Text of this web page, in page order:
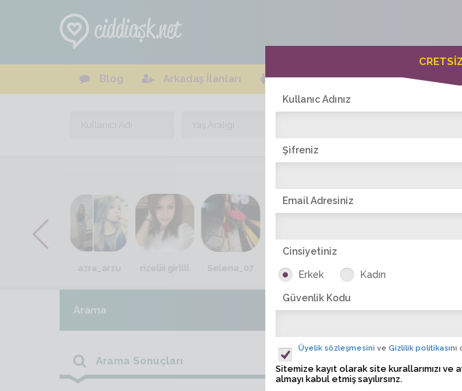
Blog Arkadaş İlanları Online Bayanlar(216) Online
azra_arzu rizeliii girllll Selena_07 Zengin_Dul aysegul-ist
Arama
Arama Sonuçları
Kullanıc Adınız
Şifreniz
Email Adresiniz
Cinsiyetiniz
Erkek Kadın
Güvenlik Kodu
Üyelik sözleşmesini ve Gizlilik politikasını
Sitemize kayıt olarak site kurallarımızı ve
almayı kabul etmiş sayılırsınz.